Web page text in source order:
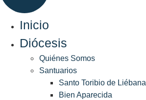
Inicio
Diócesis
Quiénes Somos
Santuarios
Santo Toribio de Liébana
Bien Aparecida